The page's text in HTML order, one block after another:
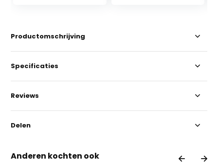
Productomschrijving
Specificaties
Reviews
Delen
Anderen kochten ook